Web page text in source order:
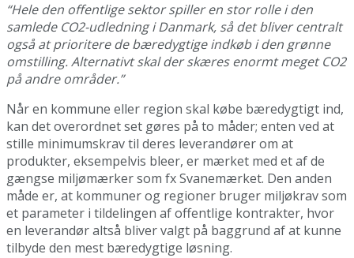
“Hele den offentlige sektor spiller en stor rolle i den
samlede CO2-udledning i Danmark, så det bliver centralt
også at prioritere de bæredygtige indkøb i den grønne
omstilling. Alternativt skal der skæres enormt meget CO2
på andre områder.”
Når en kommune eller region skal købe bæredygtigt ind,
kan det overordnet set gøres på to måder; enten ved at
stille minimumskrav til deres leverandører om at
produkter, eksempelvis bleer, er mærket med et af de
gængse miljømærker som fx Svanemærket. Den anden
måde er, at kommuner og regioner bruger miljøkrav som
et parameter i tildelingen af offentlige kontrakter, hvor
en leverandør altså bliver valgt på baggrund af at kunne
tilbyde den mest bæredygtige løsning.